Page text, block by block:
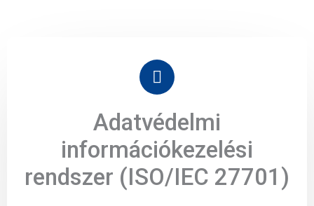
Adatvédelmi
információkezelési
rendszer (ISO/IEC 27701)